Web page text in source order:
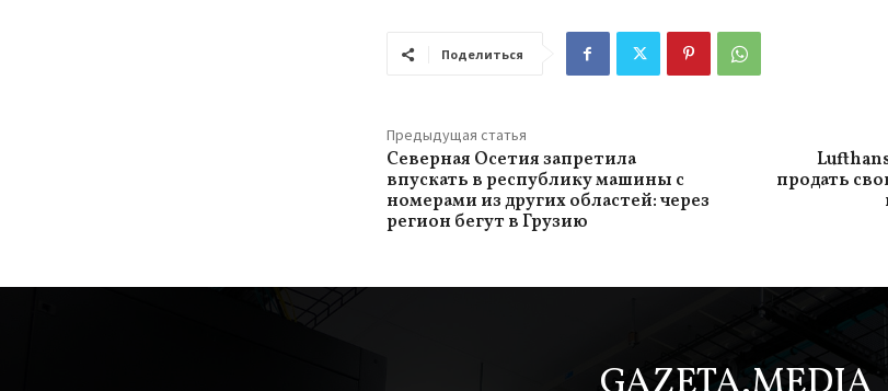
Поделиться
Предыдущая статья
Северная Осетия запретила
впускать в республику машины с
номерами из других областей: через
регион бегут в Грузию
продать